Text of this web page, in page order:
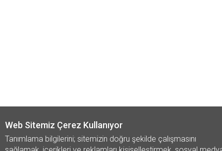
Web Sitemiz Çerez Kullanıyor
Tanımlama bilgilerini; sitemizin doğru şekilde çalışmasını